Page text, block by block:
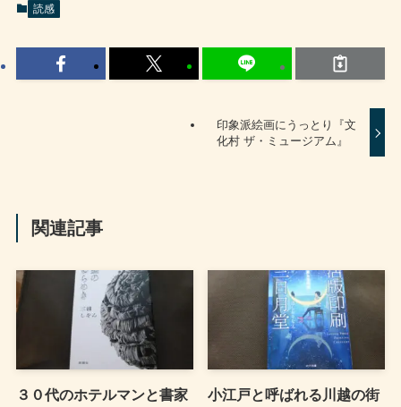
読感
印象派絵画にうっとり『文
化村 ザ・ミュージアム』
関連記事
３０代のホテルマンと書家
小江戸と呼ばれる川越の街